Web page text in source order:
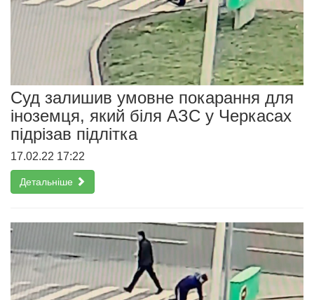
Суд залишив умовне покарання для
іноземця, який біля АЗС у Черкасах
підрізав підлітка
17.02.22 17:22
Детальніше